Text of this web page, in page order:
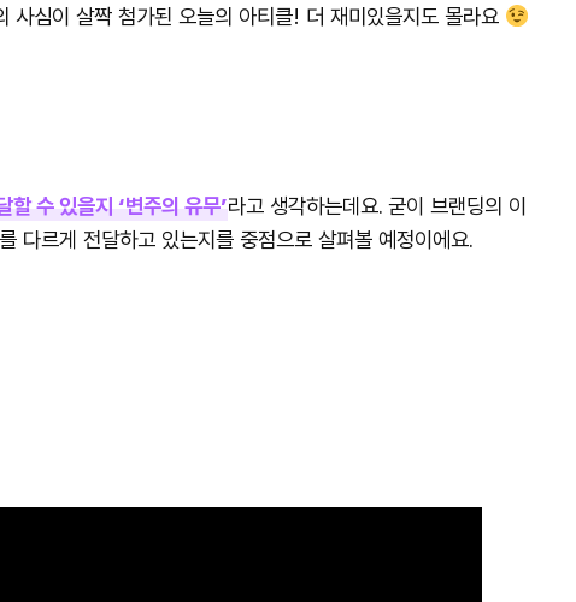
사심이 살짝 첨가된 오늘의 아티클! 더 재미있을지도 몰라요
수 있을지 ‘변주의 유무’라고 생각하는데요. 굳이 브랜딩의 이
다르게 전달하고 있는지를 중점으로 살펴볼 예정이에요.